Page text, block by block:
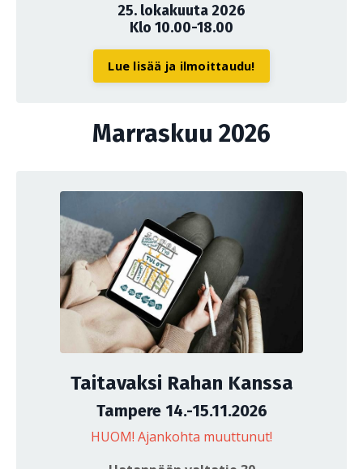
25. lokakuuta 2026
Klo 10.00-18.00
Lue lisää ja ilmoittaudu!
Marraskuu 2026
Taitavaksi Rahan Kanssa
Tampere 14.-15.11.2026
HUOM! Ajankohta muuttunut!